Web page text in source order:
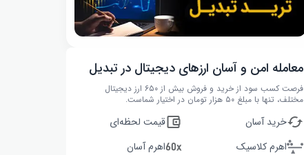
معامله امن و آسان ارزهای دیجیتال در تبدیل
فرصت کسب سود از خرید و فروش بیش از ۶۵۰ ارز دیجیتال
مختلف، تنها با مبلغ ۵۰ هزار تومان در اختیار شماست.
خرید آسان
قیمت لحظه‌ای
اهرم کلاسیک
اهرم آسان